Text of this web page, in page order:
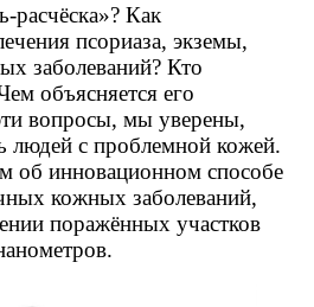
расчёска»? Как
псориаза, экземы,
заболеваний? Кто
объясняется его
вопросы, мы уверены,
людей с проблемной кожей.
об инновационном способе
кожных заболеваний,
поражённых участков